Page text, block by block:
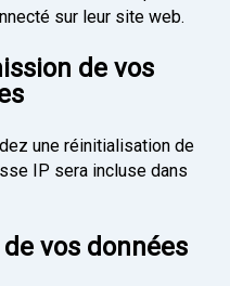
sur leur site web.
de vos
une réinitialisation de
IP sera incluse dans
vos données